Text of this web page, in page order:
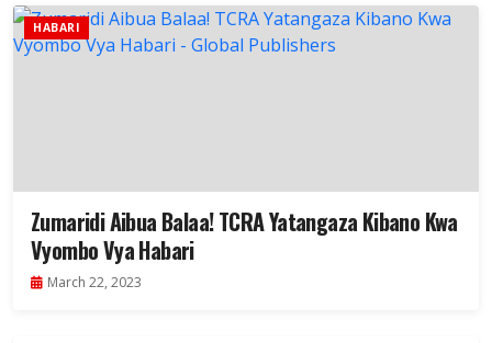
HABARI
Zumaridi Aibua Balaa! TCRA Yatangaza Kibano Kwa
Vyombo Vya Habari
March 22, 2023